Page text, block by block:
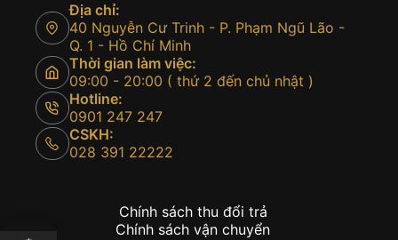
Địa chỉ:
40 Nguyễn Cư Trinh - P. Phạm Ngũ Lão -
Q. 1 - Hồ Chí Minh
Thời gian làm việc:
09:00 - 20:00 ( thứ 2 đến chủ nhật )
Hotline:
0901 247 247
CSKH:
028 391 22222
Chính sách thu đổi trả
Chính sách vận chuyển